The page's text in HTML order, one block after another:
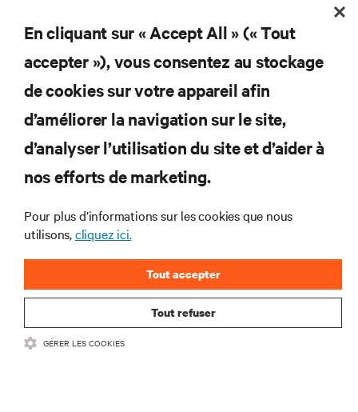
S'INSCRIRE
RESSOURCES
ENTREPRISE
COMMUNIQUEZ AVEC NOUS
En cliquant sur « Accept All » (« Tout
accepter »), vous consentez au stockage
de cookies sur votre appareil afin
d’améliorer la navigation sur le site,
d’analyser l’utilisation du site et d’aider à
nos efforts de marketing.
Pour plus d’informations sur les cookies que nous
utilisons,cliquez ici.
Tout refuser
Tout accepter
GÉRER LES COOKIES